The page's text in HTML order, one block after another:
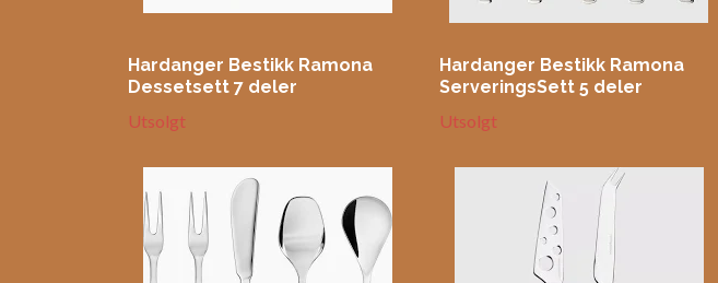
Hardanger Bestikk Ramona
Dessetsett 7 deler
Utsolgt
Hardanger Bestikk Ramona
ServeringsSett 5 deler
Utsolgt